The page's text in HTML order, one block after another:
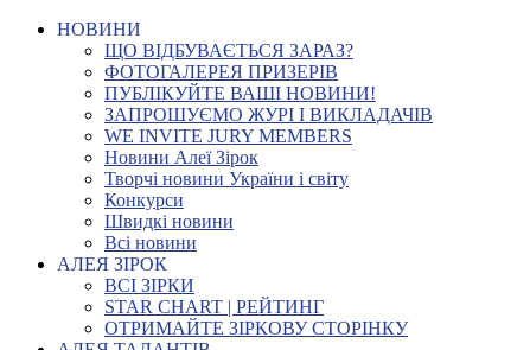
НОВИНИ
ЩО ВІДБУВАЄТЬСЯ ЗАРАЗ?
ФОТОГАЛЕРЕЯ ПРИЗЕРІВ
ПУБЛІКУЙТЕ ВАШІ НОВИНИ!
ЗАПРОШУЄМО ЖУРІ І ВИКЛАДАЧІВ
WE INVITE JURY MEMBERS
Новини Алеї Зірок
Творчі новини України і світу
Конкурси
Швидкі новини
Всі новини
АЛЕЯ ЗІРОК
ВСІ ЗІРКИ
STAR CHART | РЕЙТИНГ
ОТРИМАЙТЕ ЗІРКОВУ СТОРІНКУ